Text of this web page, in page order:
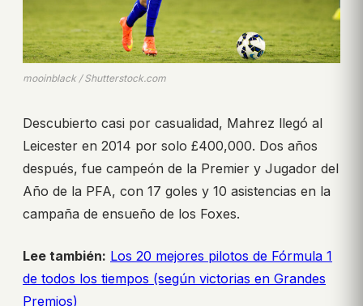
mooinblack / Shutterstock.com
Descubierto casi por casualidad, Mahrez llegó al
Leicester en 2014 por solo £400,000. Dos años
después, fue campeón de la Premier y Jugador del
Año de la PFA, con 17 goles y 10 asistencias en la
campaña de ensueño de los Foxes.
Lee también: Los 20 mejores pilotos de Fórmula 1
de todos los tiempos (según victorias en Grandes
Premios)